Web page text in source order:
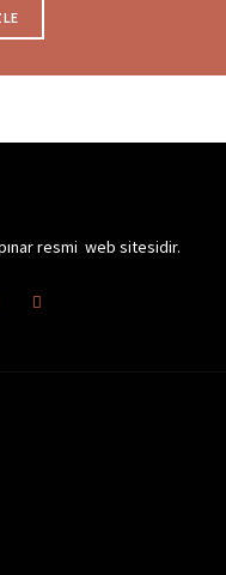
resmi web sitesidir.